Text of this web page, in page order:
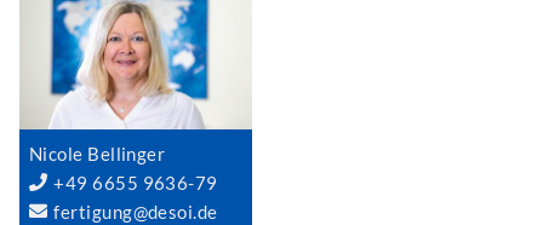
Nicole Bellinger
+49 6655 9636-79
fertigung@desoi.de